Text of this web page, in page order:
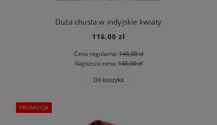
Duża chusta w indyjskie kwiaty
116,00 zł
Cena regularna:145,00 zł
Najniższa cena: 145,00 zł
Do koszyka
PROMOCJA